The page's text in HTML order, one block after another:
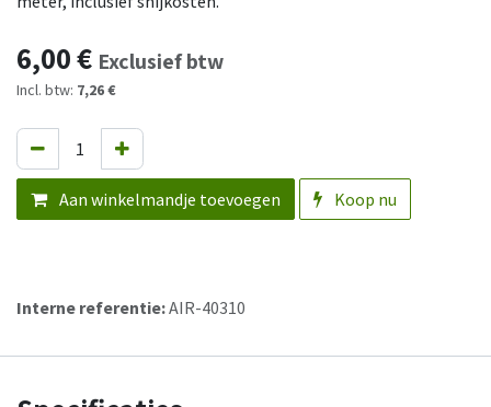
6,00€ Exclusief btw
Incl. btw: 7,26 €
Aan winkelmandje toevoegen Koop nu
Interne referentie:AIR-40310